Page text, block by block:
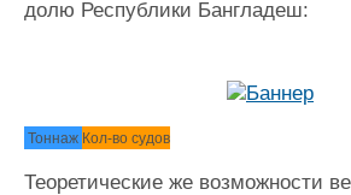
долю Республики Бангладеш:
Тоннаж Кол-во судов
Теоретические же возможности